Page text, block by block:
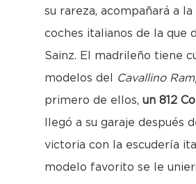
su rareza, acompañará a
coches italianos de la que
Sainz. El madrileño tiene
modelos del
Cavallino
primero de ellos, un 812
llegó a su garaje después
victoria con la escudería
modelo favorito se le